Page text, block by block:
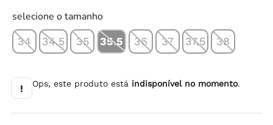
selecione o tamanho
34 34.5 35 35.5 36 37 37.5 38
! Ops, este produto está indisponível no momento.